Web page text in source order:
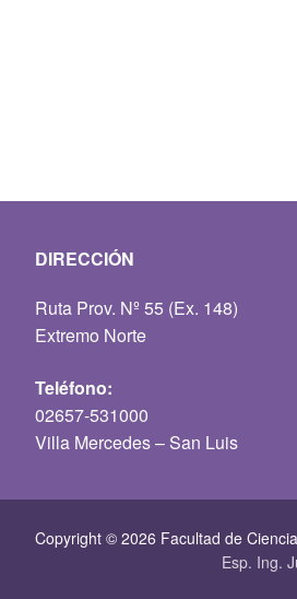
DIRECCIÓN
Ruta Prov. Nº 55 (Ex. 148)
Extremo Norte
Teléfono:
02657-531000
Villa Mercedes – San Luis
Copyright © 2026 Facultad de
Esp. Ing.